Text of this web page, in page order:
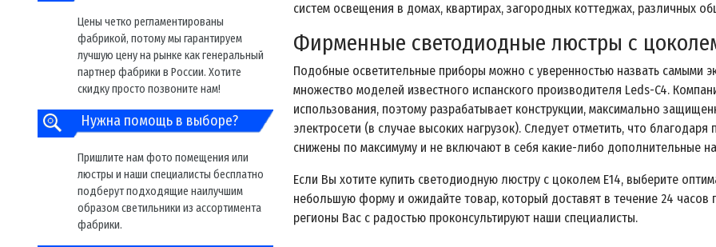
Цены четко регламентированы
фабрикой, потому мы гарантируем
лучшую цену на рынке как генеральный
партнер фабрики в России. Хотите
скидку просто позвоните нам!
Нужна помощь в выборе?
Пришлите нам фото помещения или
люстры и наши специалисты бесплатно
подберут подходящие наилучшим
образом светильники из ассортимента
фабрики.
систем освещения в домах, квартирах, загородных коттеджах, различных
Фирменные светодиодные люстры с
Подобные осветительные приборы можно с уверенностью назвать самыми
множество моделей известного испанского производителя Leds-C4.
использования, поэтому разрабатывает конструкции, максимально
электросети (в случае высоких нагрузок). Следует отметить, что
снижены по максимуму и не включают в себя какие-либо дополнительные
Если Вы хотите купить светодиодную люстру с цоколем E14, выберите
небольшую форму и ожидайте товар, который доставят в течение 24
регионы Вас с радостью проконсультируют наши специалисты.